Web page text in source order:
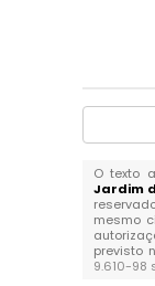
O texto
Jardim
mesmo
previsto
9.610-98